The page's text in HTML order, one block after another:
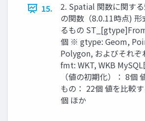
15.
2. Spatial 関数に関す
の関数（8.0.11時点)
るもの
個 ※ gtype: Geom,
Polygon, およびそれ
fmt: WKT, WKB
（値の初期化）： 8個
もの： 22個 値を比較
個 ほか